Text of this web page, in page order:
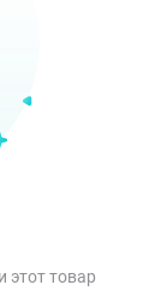
этот товар